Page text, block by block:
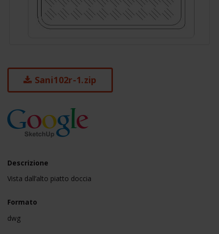
Sani102r-1.zip
Descrizione
Vista dall’alto piatto doccia
Formato
dwg